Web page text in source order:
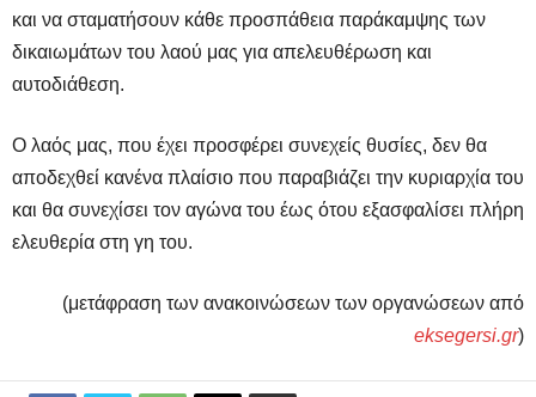
και να σταματήσουν κάθε προσπάθεια παράκαμψης των
δικαιωμάτων του λαού μας για απελευθέρωση και
αυτοδιάθεση.
Ο λαός μας, που έχει προσφέρει συνεχείς θυσίες, δεν θα
αποδεχθεί κανένα πλαίσιο που παραβιάζει την κυριαρχία του
και θα συνεχίσει τον αγώνα του έως ότου εξασφαλίσει πλήρη
ελευθερία στη γη του.
(μετάφραση των ανακοινώσεων των οργανώσεων από
eksegersi.gr)